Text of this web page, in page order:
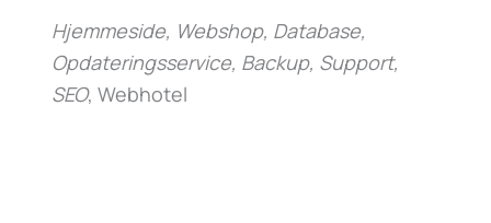
Hjemmeside, Webshop, Database,
Opdateringsservice, Backup, Support,
SEO, Webhotel